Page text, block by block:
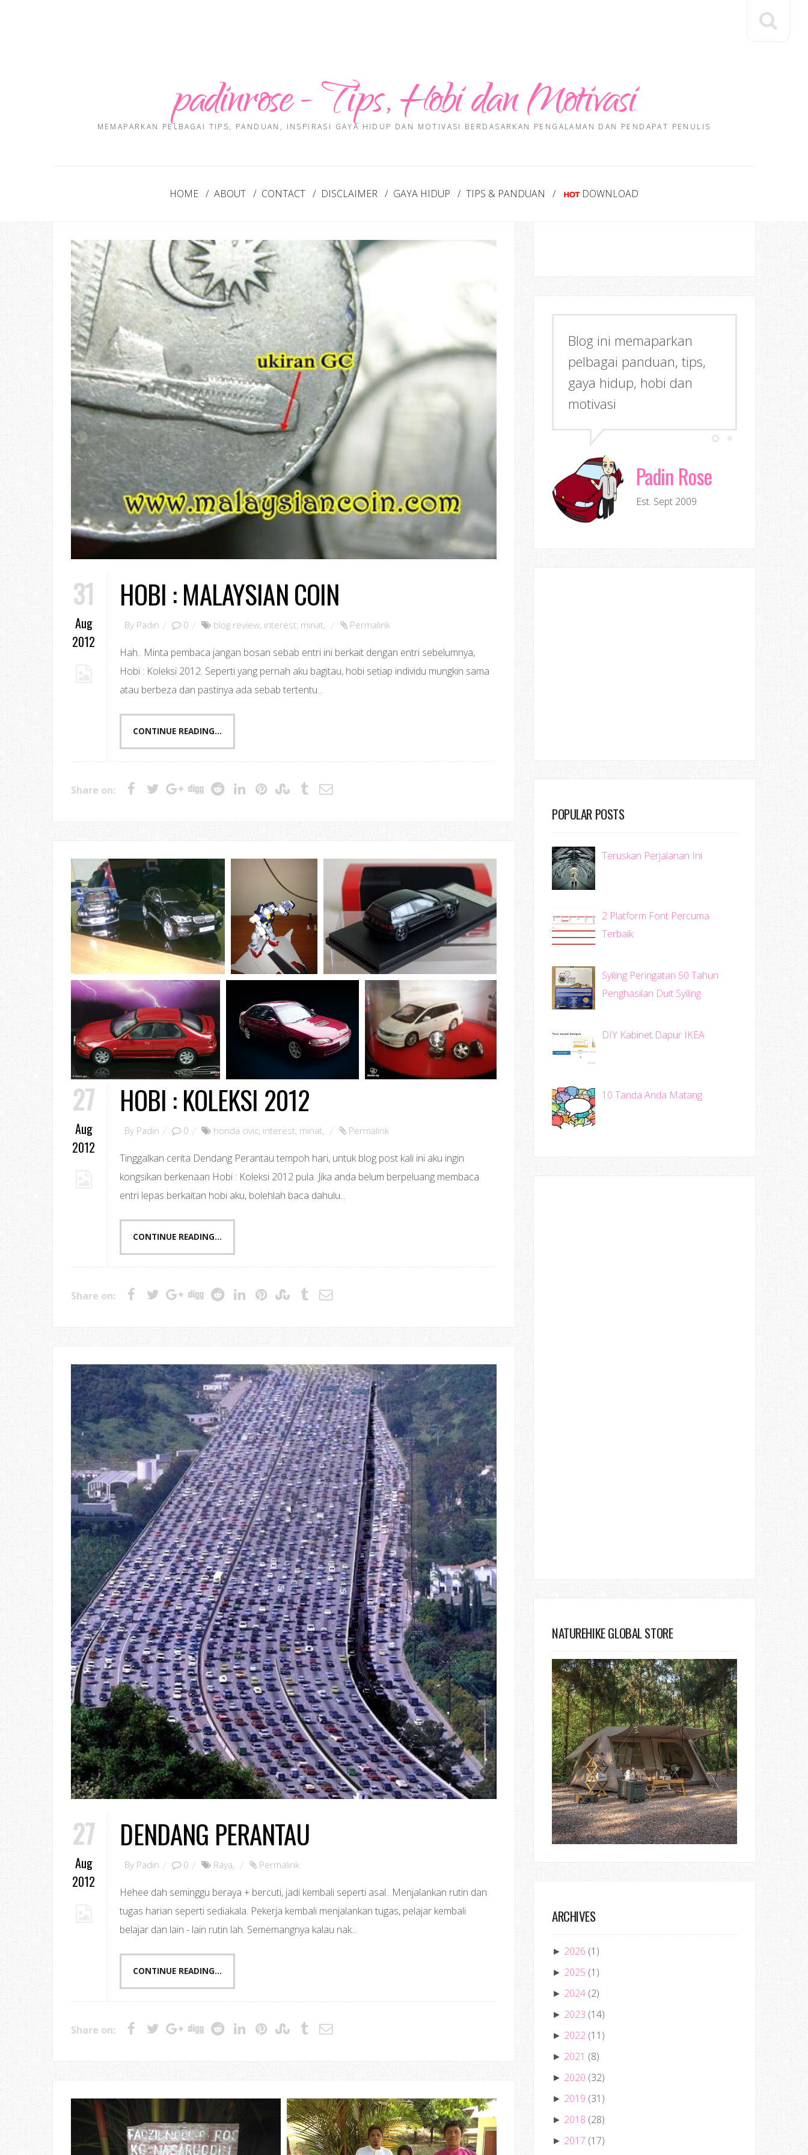
padinrose - Tips, Hobi dan Motivasi
MEMAPARKAN PELBAGAI TIPS, PANDUAN, INSPIRASI GAYA HIDUP DAN MOTIVASI BERDASARKAN PENGALAMAN DAN PENDAPAT PENULIS
HOME ABOUT CONTACT DISCLAIMER GAYA HIDUP TIPS & PANDUAN DOWNLOAD
31
Aug
2012
HOBI : MALAYSIAN COIN
By Padin 0 blog review, interest, minat, Permalink
Hah.. Minta pembaca jangan bosan sebab entri ini berkait dengan entri sebelumnya,
Hobi : Koleksi 2012. Seperti yang pernah aku bagitau, hobi setiap individu mungkin sama
atau berbeza dan pastinya ada sebab tertentu...
CONTINUE READING...
Share on:
27
Aug
2012
HOBI : KOLEKSI 2012
By Padin 0 honda civic, interest, minat, Permalink
Tinggalkan cerita Dendang Perantau tempoh hari, untuk blog post kali ini aku ingin
kongsikan berkenaan Hobi : Koleksi 2012 pula. Jika anda belum berpeluang membaca
entri lepas berkaitan hobi aku, bolehlah baca dahulu...
CONTINUE READING...
Share on:
27
Aug
2012
DENDANG PERANTAU
By Padin 0 Raya, Permalink
Hehee dah seminggu beraya + bercuti, jadi kembali seperti asal.. Menjalankan rutin dan
tugas harian seperti sediakala. Pekerja kembali menjalankan tugas, pelajar kembali
belajar dan lain - lain rutin lah. Sememangnya kalau nak...
CONTINUE READING...
Share on:
Blog ini memaparkan
pelbagai panduan, tips,
gaya hidup, hobi dan
motivasi
Padin Rose
Est. Sept 2009
POPULAR POSTS
Teruskan Perjalanan Ini
2 Platform Font Percuma
Terbaik
Syiling Peringatan 50 Tahun
Penghasilan Duit Syiling
DIY Kabinet Dapur IKEA
10 Tanda Anda Matang
NATUREHIKE GLOBAL STORE
ARCHIVES
► 2026 (1)
► 2025 (1)
► 2024 (2)
► 2023 (14)
► 2022 (11)
► 2021 (8)
► 2020 (32)
► 2019 (31)
► 2018 (28)
► 2017 (17)